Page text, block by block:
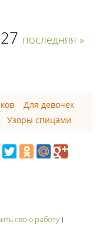
последняя »
Для девочек
Узоры спицами
свою работу)